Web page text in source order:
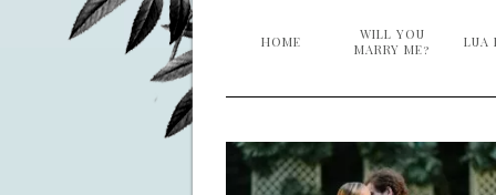
HOME
WILL YOU
MARRY ME?
LUA